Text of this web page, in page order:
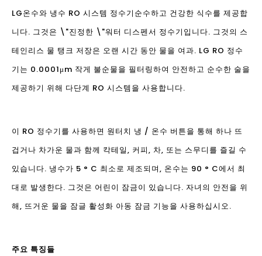
LG온수와 냉수 RO 시스템 정수기 순수하고 건강한 식수를 제공합
니다. 그것은 \"진정한 \"워터 디스펜서 정수기입니다. 그것의 스
테인리스 물 탱크 저장은 오랜 시간 동안 물을 여과. LG RO 정수
기는 0.0001μm 작게 불순물을 필터링하여 안전하고 순수한 술을
제공하기 위해 다단계 RO 시스템을 사용합니다.
이 RO 정수기를 사용하면 원터치 냉 / 온수 버튼을 통해 하나 뜨
겁거나 차가운 물과 함께 칵테일, 커피, 차, 또는 스무디를 즐길 수
있습니다. 냉수가 5 ° C 최소로 제조되며, 온수는 90 ° C에서 최
대로 발생한다. 그것은 어린이 잠금이 있습니다. 자녀의 안전을 위
해, 뜨거운 물을 잠글 활성화 아동 잠금 기능을 사용하십시오.
주요 특징들